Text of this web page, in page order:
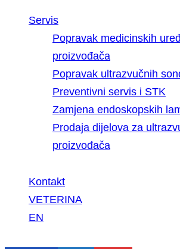
Servis
Popravak medicinskih
proizvođača
Popravak ultrazvučnih
Preventivni servis i STK
Zamjena endoskopskih
Prodaja dijelova za
proizvođača
Kontakt
VETERINA
EN